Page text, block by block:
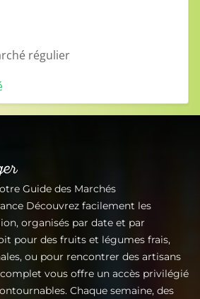
régulier
Guide des Marchés
Découvrez facilement les
organisés par date et par
pour des fruits et légumes frais,
ou pour rencontrer des artisans
vous offre un accès privilégié
Chaque semaine, des